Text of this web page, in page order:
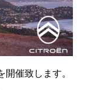
催致します。